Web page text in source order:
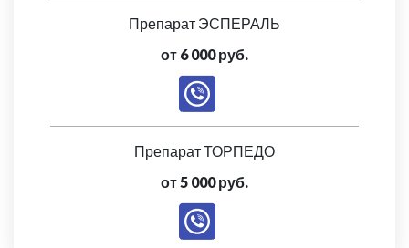
Препарат ЭСПЕРАЛЬ
от 6 000 руб.
Препарат ТОРПЕДО
от 5 000 руб.